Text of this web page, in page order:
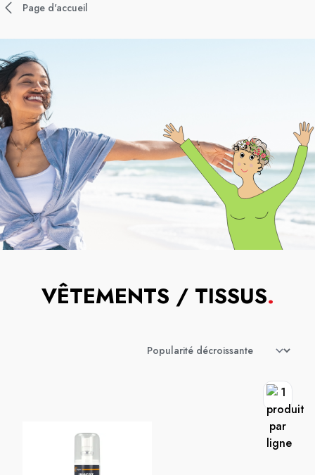
Page d'accueil
VÊTEMENTS / TISSUS.